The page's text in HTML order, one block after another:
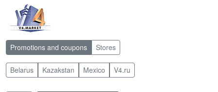
Promotions and coupons Stores
Belarus Kazakstan Mexico V4.ru